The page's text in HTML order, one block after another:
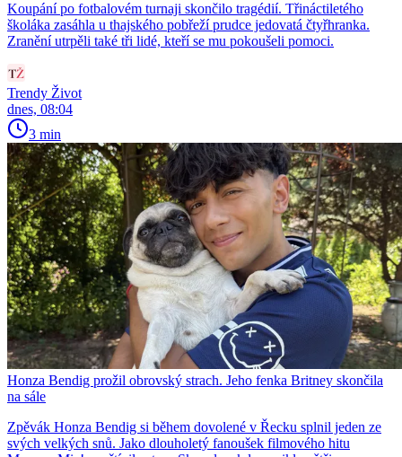
Koupání po fotbalovém turnaji skončilo tragédií. Třináctiletého
školáka zasáhla u thajského pobřeží prudce jedovatá čtyřhranka.
Zranění utrpěli také tři lidé, kteří se mu pokoušeli pomoci.
Trendy Život
dnes, 08:04
3 min
Honza Bendig prožil obrovský strach. Jeho fenka Britney skončila
na sále
Zpěvák Honza Bendig si během dovolené v Řecku splnil jeden ze
svých velkých snů. Jako dlouholetý fanoušek filmového hitu